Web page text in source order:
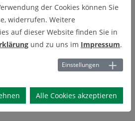
zum Projekt
in
der Cookies können Sie
widerrufen. Weitere
auf dieser Website finden Sie in
und zu uns im Impressum.
Einstellungen
Alle Cookies akzeptieren